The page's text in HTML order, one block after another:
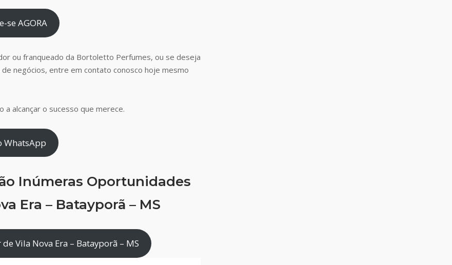
se AGORA
ou franqueado da Bortoletto Perfumes, ou se deseja
negócios, entre em contato conosco hoje mesmo
a alcançar o sucesso que merece.
WhatsApp
Inúmeras Oportunidades
Era – Batayporã – MS
Vila Nova Era – Batayporã – MS